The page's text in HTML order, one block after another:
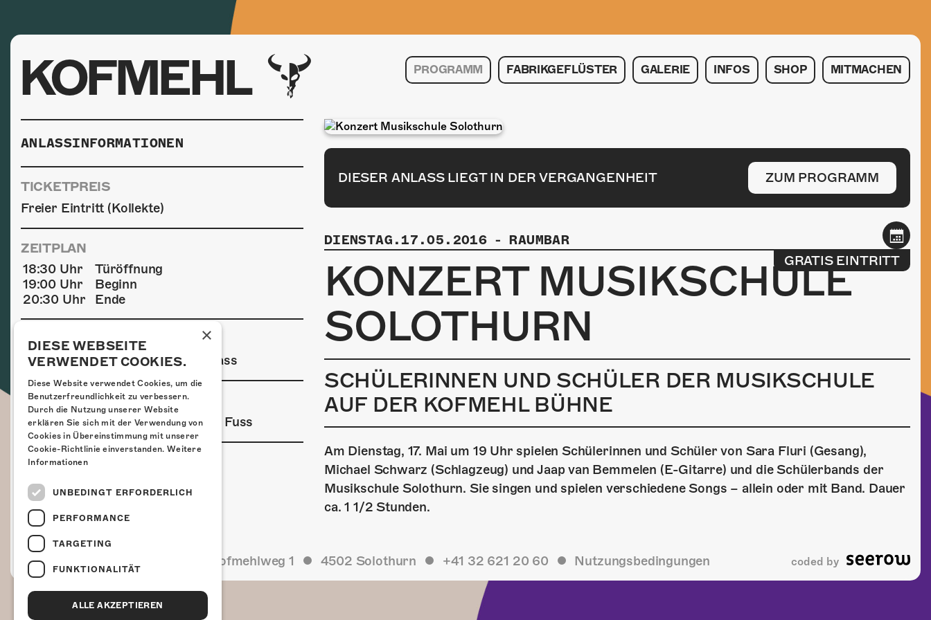
KOFMEHL PROGRAMM FABRIKGEFLÜSTER GALERIE INFOS SHOP MITMACHEN
DIESER ANLASS LIEGT IN DER VERGANGENHEIT ZUM PROGRAMM
DIENSTAG.17.05.2016 - RAUMBAR
KONZERT MUSIKSCHULE
SOLOTHURN
GRATIS EINTRITT
SCHÜLERINNEN UND SCHÜLER DER MUSIKSCHULE
AUF DER KOFMEHL BÜHNE
Am Dienstag, 17. Mai um 19 Uhr spielen Schülerinnen und Schüler von Sara Fluri (Gesang),
Michael Schwarz (Schlagzeug) und Jaap van Bemmelen (E-Gitarre) und die Schülerbands der
Musikschule Solothurn. Sie singen und spielen verschiedene Songs – allein oder mit Band. Dauer
ca. 1 1/2 Stunden.
ANLASSINFORMATIONEN
TICKETPREIS
Freier Eintritt (Kollekte)
ZEITPLAN
18:30 Uhr
Türöffnung
19:00 Uhr
Beginn
20:30 Uhr
Ende
MINDESTALTER
Kein Mindestalter bei diesem Anlass
ANREISE
Mit den ÖVs | Mit dem Auto | Zu Fuss
Kulturfabrik Kofmehl Kofmehlweg 1 4502 Solothurn +41 32 621 20 60 Nutzungsbedingungen coded by
×
DIESE WEBSEITE
VERWENDET COOKIES.
Diese Website verwendet Cookies, um die
Benutzerfreundlichkeit zu verbessern.
Durch die Nutzung unserer Website
erklären Sie sich mit der Verwendung von
Cookies in Übereinstimmung mit unserer
Cookie-Richtlinie einverstanden. Weitere
Informationen
UNBEDINGT ERFORDERLICH
PERFORMANCE
TARGETING
FUNKTIONALITÄT
ALLE AKZEPTIEREN